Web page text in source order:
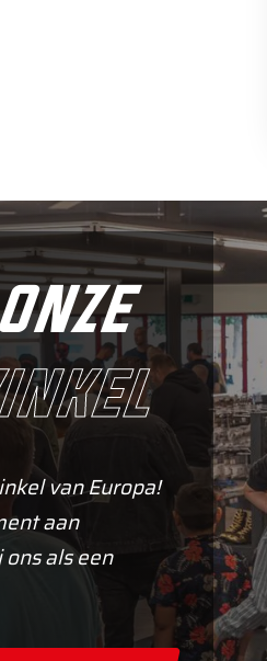
van Europa!
aan
als een